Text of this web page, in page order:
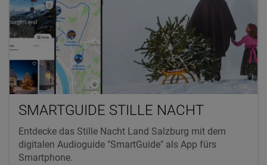
SMARTGUIDE STILLE NACHT
Entdecke das Stille Nacht Land Salzburg mit dem
digitalen Audioguide "SmartGuide" als App fürs
Smartphone.